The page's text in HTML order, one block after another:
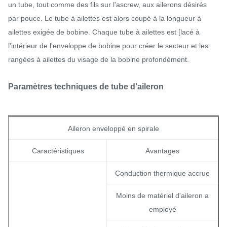
un tube, tout comme des fils sur l'ascrew, aux ailerons désirés
par pouce. Le tube à ailettes est alors coupé à la longueur à
ailettes exigée de bobine. Chaque tube à ailettes est [lacé à
l'intérieur de l'enveloppe de bobine pour créer le secteur et les
rangées à ailettes du visage de la bobine profondément.
Paramètres techniques de tube d'aileron
Aileron enveloppé en spirale
Caractéristiques Avantages
Conduction thermique accrue
Moins de matériel d'aileron a
employé